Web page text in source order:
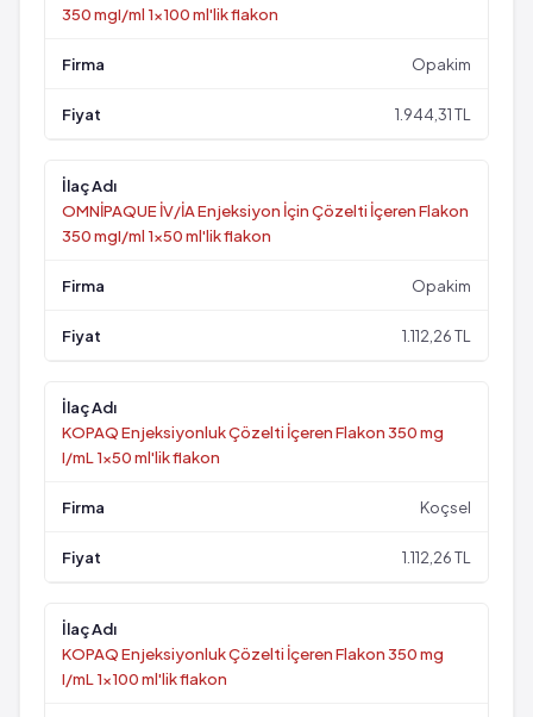
350 mgI/ml 1x100 ml'lik flakon
Opakim
1.944,31 TL
OMNİPAQUE İV/İA Enjeksiyon İçin Çözelti İçeren Flakon
350 mgI/ml 1x50 ml'lik flakon
Opakim
1.112,26 TL
KOPAQ Enjeksiyonluk Çözelti İçeren Flakon 350 mg
I/mL 1x50 ml'lik flakon
Koçsel
1.112,26 TL
KOPAQ Enjeksiyonluk Çözelti İçeren Flakon 350 mg
I/mL 1x100 ml'lik flakon